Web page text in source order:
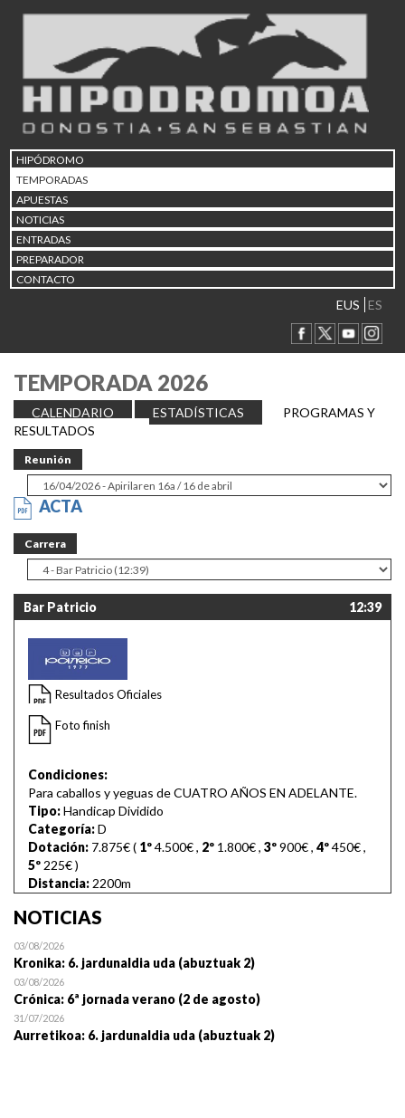
HIPÓDROMO
TEMPORADAS
APUESTAS
NOTICIAS
ENTRADAS
PREPARADOR
CONTACTO
EUS ES
TEMPORADA 2026
CALENDARIO ESTADÍSTICAS
PROGRAMAS Y
RESULTADOS
Reunión
ACTA
Carrera
Bar Patricio 12:39
Resultados Oficiales
Foto finish
Condiciones:
Para caballos y yeguas de CUATRO AÑOS EN ADELANTE.
Tipo:Handicap Dividido
Categoría:D
Dotación: 7.875€ ( 1º4.500€, 2º 1.800€, 3º900€, 4º450€,
5º 225€)
Distancia: 2200m
NOTICIAS
03/08/2026
Kronika: 6. jardunaldia uda (abuztuak 2)
03/08/2026
Crónica: 6ª jornada verano (2 de agosto)
31/07/2026
Aurretikoa: 6. jardunaldia uda (abuztuak 2)